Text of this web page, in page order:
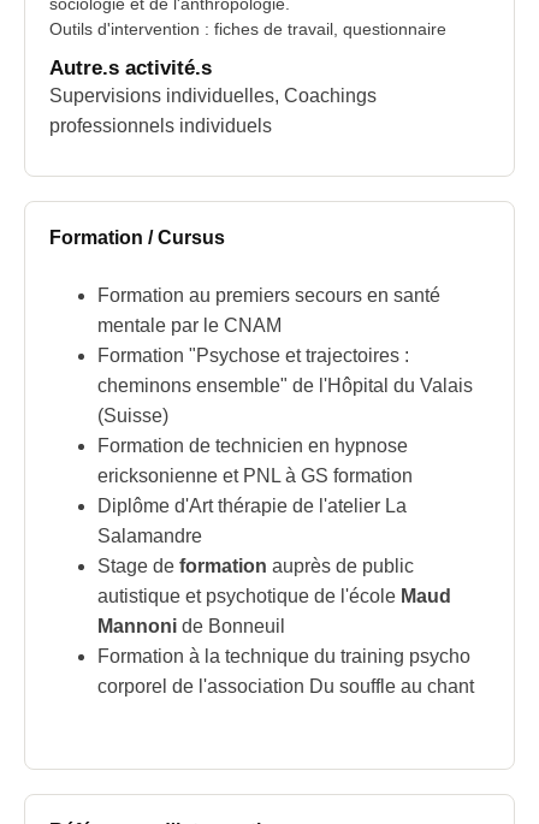
Outils d'intervention : fiches de travail, questionnaire
Autre.s activité.s
Supervisions individuelles, Coachings
professionnels individuels
Formation / Cursus
Formation au premiers secours en santé
mentale par le CNAM
Formation "Psychose et trajectoires :
cheminons ensemble" de l'Hôpital du Valais
(Suisse)
Formation de technicien en hypnose
ericksonienne et PNL à GS formation
Diplôme d'Art thérapie de l'atelier La
Salamandre
Stage de formation auprès de public
autistique et psychotique de l'école Maud
Mannoni de Bonneuil
Formation à la technique du training psycho
corporel de l'association Du souffle au chant